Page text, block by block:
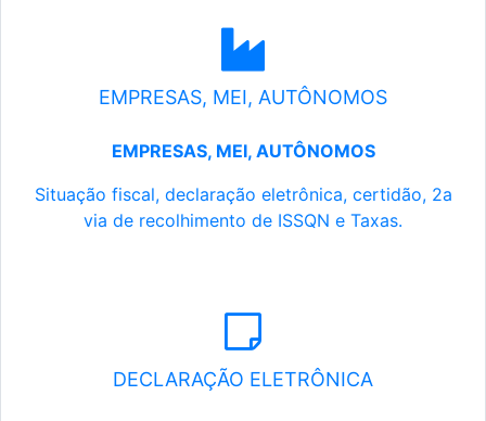
EMPRESAS, MEI, AUTÔNOMOS
EMPRESAS, MEI, AUTÔNOMOS
Situação fiscal, declaração eletrônica, certidão, 2a
via de recolhimento de ISSQN e Taxas.
DECLARAÇÃO ELETRÔNICA